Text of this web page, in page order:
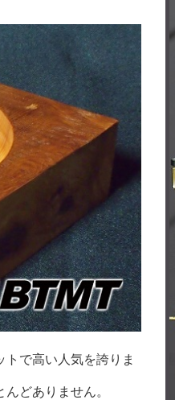
で高い人気を誇りま
どありません。